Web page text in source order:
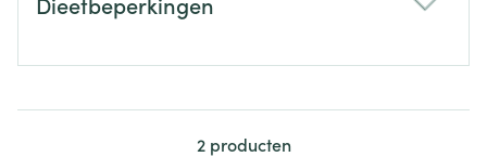
2producten